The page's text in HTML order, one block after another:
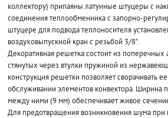
коллектору) припаяны латунные штуцеры с
соединения теплообменника с запорно-
штуцере для подвода теплоносителя
воздуховыпускной кран с резьбой 3/8”.
Декоративная решетка состоит из
стянутых через втулки пружиной из
конструкция решетки позволяет сворачивать
обслуживании элементов конвектора. Ширина
между ними (9 мм) обеспечивает живое
Для предотвращения возникновения шума